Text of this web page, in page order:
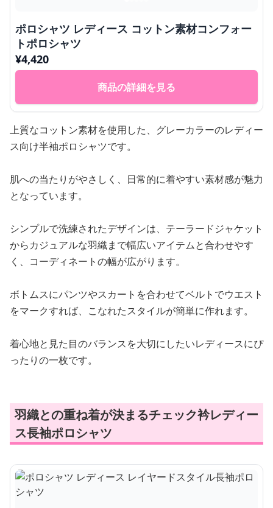
ポロシャツ レディース コットン素材コンフォー
トポロシャツ
¥4,420
商品の詳細を見る
上質なコットン素材を使用した、グレーカラーのレディー
ス向け半袖ポロシャツです。
肌への当たりがやさしく、日常的に着やすい素材感が魅力
となっています。
シンプルで洗練されたデザインは、テーラードジャケット
からカジュアルな羽織まで幅広いアイテムと合わせやす
く、コーディネートの幅が広がります。
ボトムスにパンツやスカートを合わせてベルトでウエスト
をマークすれば、こなれたスタイルが簡単に作れます。
着心地と見た目のバランスを大切にしたいレディースにぴ
ったりの一枚です。
羽織との重ね着が決まるチェック衿レディー
ス長袖ポロシャツ